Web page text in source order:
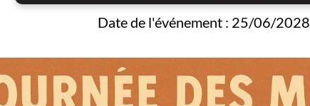
Date de l'événement : 25/06/2028